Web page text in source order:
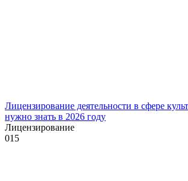
Лицензирование деятельности в сфере
нужно знать в 2026 году
Лицензирование
015